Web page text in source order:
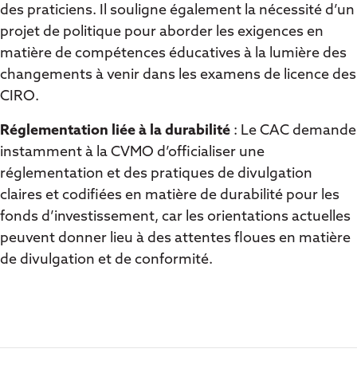
des praticiens. Il souligne également la nécessité d’un
projet de politique pour aborder les exigences en
matière de compétences éducatives à la lumière des
changements à venir dans les examens de licence des
CIRO.
Réglementation liée à la durabilité : Le CAC demande
instamment à la CVMO d’officialiser une
réglementation et des pratiques de divulgation
claires et codifiées en matière de durabilité pour les
fonds d’investissement, car les orientations actuelles
peuvent donner lieu à des attentes floues en matière
de divulgation et de conformité.